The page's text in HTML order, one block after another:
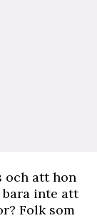
och att hon
inte att
Folk som